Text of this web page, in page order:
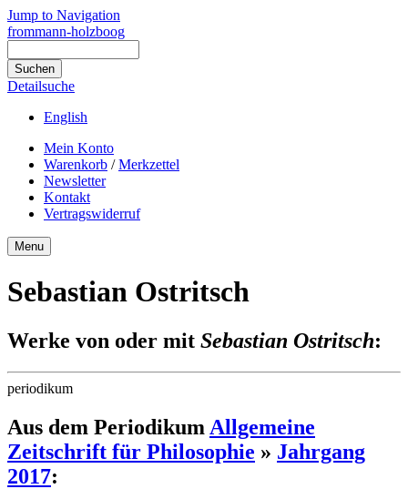
Jump to Navigation
frommann-holzboog
Detailsuche
English
Mein Konto
Warenkorb /Merkzettel
Newsletter
Kontakt
Vertragswiderruf
Menu
Sebastian Ostritsch
Werke von oder mit Sebastian Ostritsch:
periodikum
Aus dem Periodikum Allgemeine
Zeitschrift für Philosophie » Jahrgang
2017: